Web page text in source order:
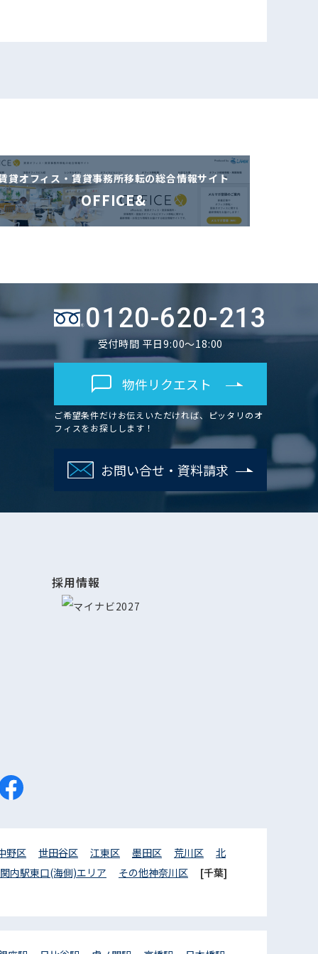
貸オフィス・賃貸事務所移転の総合情報サイト
OFFICE&
0120-620-213
受付時間 平日9:00～18:00
物件リクエスト
ご希望条件だけお伝えいただければ、ピッタリのオ
フィスをお探しします！
お問い合せ・資料請求
採用情報
野区 世田谷区 江東区 墨田区 荒川区
北
関内駅東口(海側)エリア その他神奈川区
[千葉]